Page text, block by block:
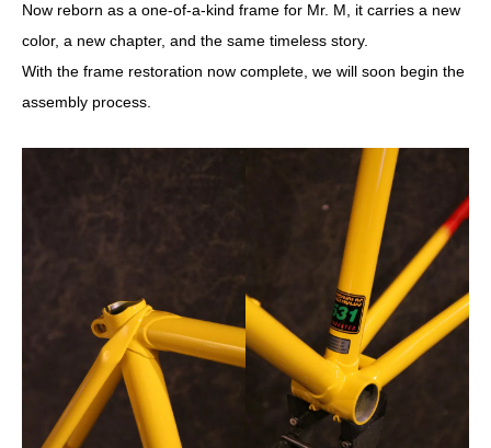
Now reborn as a one-of-a-kind frame for Mr. M, it carries a new
color, a new chapter, and the same timeless story.
With the frame restoration now complete, we will soon begin the
assembly process.